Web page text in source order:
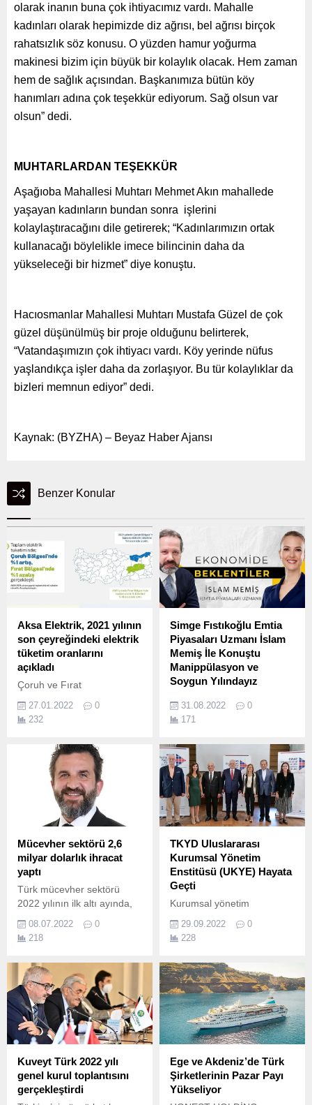
olarak inanın buna çok ihtiyacımız vardı. Mahalle
kadınları olarak hepimizde diz ağrısı, bel ağrısı birçok
rahatsızlık söz konusu. O yüzden hamur yoğurma
makinesi bizim için büyük bir kolaylık olacak. Hem zaman
hem de sağlık açısından. Başkanımıza bütün köy
hanımları adına çok teşekkür ediyorum. Sağ olsun var
olsun” dedi.
MUHTARLARDAN TEŞEKKÜR
Aşağıoba Mahallesi Muhtarı Mehmet Akın mahallede
yaşayan kadınların bundan sonra işlerini
kolaylaştıracağını dile getirerek; “Kadınlarımızın ortak
kullanacağı böylelikle imece bilincinin daha da
yükseleceği bir hizmet” diye konuştu.
Hacıosmanlar Mahallesi Muhtarı Mustafa Güzel de çok
güzel düşünülmüş bir proje olduğunu belirterek,
“Vatandaşımızın çok ihtiyacı vardı. Köy yerinde nüfus
yaşlandıkça işler daha da zorlaşıyor. Bu tür kolaylıklar da
bizleri memnun ediyor” dedi.
Kaynak: (BYZHA) – Beyaz Haber Ajansı
Benzer Konular
Aksa Elektrik, 2021 yılının
son çeyreğindeki elektrik
tüketim oranlarını
açıkladı
Çoruh ve Fırat
bölgelerindeki 9 ilde, 2
milyondan fazla aboneye
elektrik tedarik hizmeti
yılının son üç ayına (ekim,
kasım, aralık) ait elektrik
tüketim oranlarını açıkladı.
27.01.2022
0
232
Simge Fıstıkoğlu Emtia
Piyasaları Uzmanı İslam
Memiş İle Konuştu
Manippülasyon ve
Soygun Yılındayız
Simge Fıstıkoğlu’nun
youtube kanalına konuk
olan emtia piyasalar uzmanı
8 ayı nasıl geçti, gelecek 4
ay nasıl geçecek, ekonomi
açısından bizi neler bekliyor,
ekonomik pek çok konuda
bilgi ve görüşlerini paylaştı.
31.08.2022
0
171
Mücevher sektörü 2,6
milyar dolarlık ihracat
yaptı
Türk mücevher sektörü
2022 yılının ilk altı ayında,
göre yüzde 8,9 artışla 2,6
milyar dolarlık ihracat
08.07.2022
0
218
TKYD Uluslararası
Kurumsal Yönetim
Enstitüsü (UKYE) Hayata
Geçti
Kurumsal yönetim
tanınması, gelişmesi ve en
iyi uygulamalarıyla hayata
hareket eden Türkiye
Kurumsal Yönetim Derneği
(TKYD), yürüttüğü eğitim,
araştırma ve yayıncılık
faaliyetlerini TKYD
Uluslararası Kurumsal
Yönetim Enstitüsü (UKYE)
çatısı altında topladı.
29.09.2022
0
228
Kuveyt Türk 2022 yılı
genel kurul toplantısını
gerçekleştirdi
Ege ve Akdeniz’de Türk
Şirketlerinin Pazar Payı
Yükseliyor